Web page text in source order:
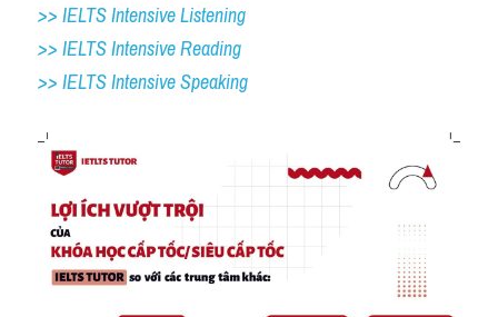
>> IELTS Intensive Listening
>> IELTS Intensive Reading
>> IELTS Intensive Speaking